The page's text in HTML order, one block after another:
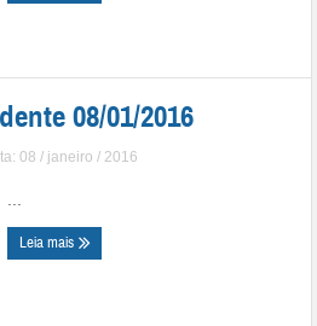
08/01/2016
08 / janeiro / 2016
...
Leia mais